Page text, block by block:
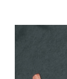
Ingrandisci